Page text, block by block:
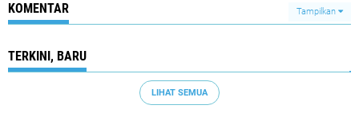
KOMENTAR Tampilkan
TERKINI, BARU
LIHAT SEMUA